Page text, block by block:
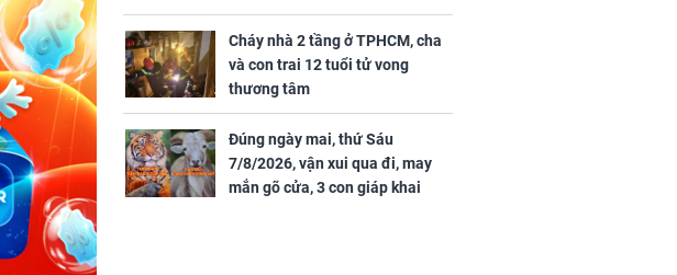
mái', tiền tài 'thu về như nước',
tình duyên viên mãn
Cháy nhà 2 tầng ở TPHCM, cha
và con trai 12 tuổi tử vong
thương tâm
Đúng ngày mai, thứ Sáu
7/8/2026, vận xui qua đi, may
mắn gõ cửa, 3 con giáp khai